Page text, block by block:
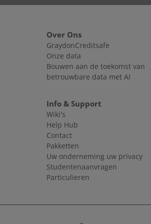
Dagen na termijn
Dit is een gewogen
zijn rekeningen
langzamer of meer
een lagere DBT. De
Over Ons
GraydonCreditsafe
Onze data
Bouwen aan de toekomst van
betrouwbare data met AI
Info & Support
Wiki's
Help Hub
Contact
Pakketten
Uw onderneming uw privacy
Studentenaanvragen
Particulieren